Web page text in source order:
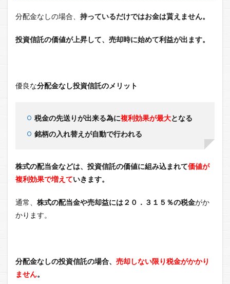
分配金なしの場合、 持っているだけではお金は貰えません。
投資信託の価値が上昇して、売却時に始めて利益が出ます。
優良な分配金なし投資信託のメリット
税金の先送りが出来る為に複利効果が最大となる
銘柄の入れ替えが自動で行われる
株式の配当金などは、投資信託の価値に組み込まれて価値が
複利効果で増えていきます。
通常、 株式の配当金や売却益には２０．３１５％の税金がか
かります。
分配金なしの投資信託の場合、 売却しない限り税金がかかり
ません。